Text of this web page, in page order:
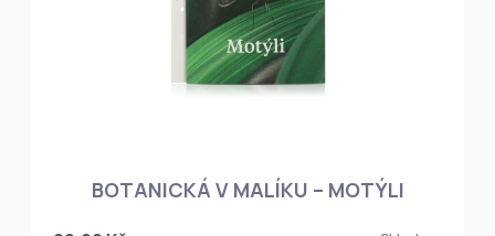
BOTANICKÁ V MALÍKU – MOTÝLI